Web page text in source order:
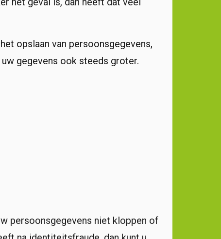
opslaan van persoonsgegevens,
gegevens ook steeds groter.
persoonsgegevens niet kloppen of